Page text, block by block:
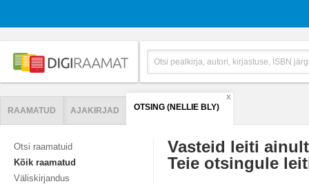
RAAMATUD AJAKIRJAD OTSING (NELLIE BLY)
X
Otsi raamatuid
Kõik raamatud
Väliskirjandus
Vasteid leiti
Teie otsingule